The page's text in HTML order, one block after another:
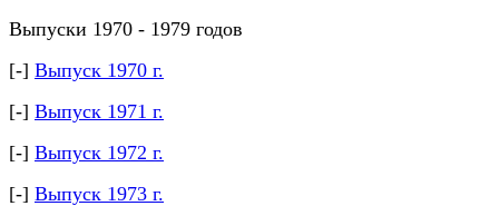
Выпуски 1970 - 1979 годов
[-] Выпуск 1970 г.
[-] Выпуск 1971 г.
[-] Выпуск 1972 г.
[-] Выпуск 1973 г.